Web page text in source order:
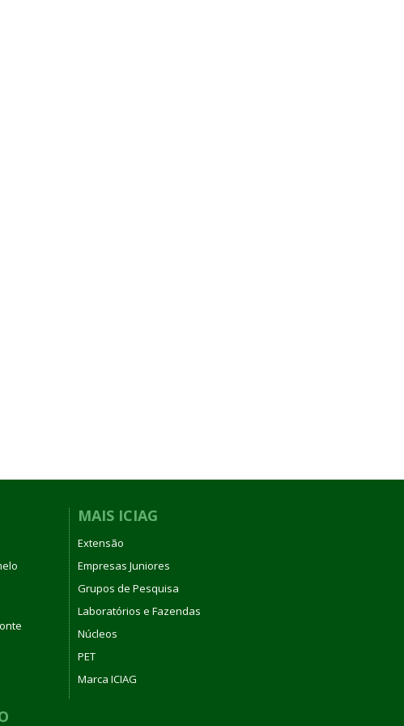
MAIS ICIAG
Extensão
Empresas Juniores
Grupos de Pesquisa
Laboratórios e Fazendas
Núcleos
PET
Marca ICIAG